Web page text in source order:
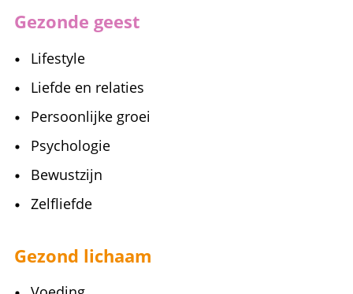
Gezonde geest
Lifestyle
Liefde en relaties
Persoonlijke groei
Psychologie
Bewustzijn
Zelfliefde
Gezond lichaam